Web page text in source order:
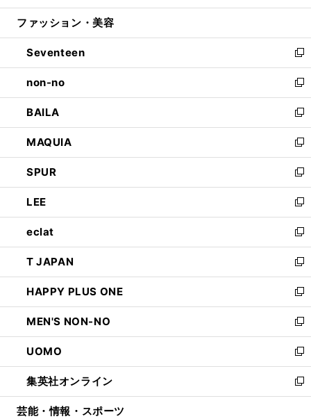
開
ウ
開
く
ン
ウ
で
開
く
ウ
ン
ド
ウ
で
開
く
ファッション・美容
Seventeen
新
し
い
ウ
ィ
ン
ド
ウ
で
開
く
non-no
新
し
い
ウ
ィ
ン
ド
ウ
で
開
く
BAILA
新
し
い
ウ
ィ
ン
ド
ウ
で
開
く
MAQUIA
新
し
い
ウ
ィ
ン
ド
ウ
で
開
く
SPUR
新
し
い
ウ
ィ
ン
ド
ウ
で
開
く
LEE
新
し
い
ウ
ィ
ン
ド
ウ
で
開
く
eclat
新
し
い
ウ
ィ
ン
ド
ウ
で
開
く
T JAPAN
新
し
い
ウ
ィ
ン
ド
ウ
で
開
HAPPY PLUS ONE
新
し
い
ウ
ィ
ン
ド
ウ
MEN'S NON-NO
新
し
い
ウ
ィ
ン
UOMO
新
し
い
ウ
集英社オンライン
新
し
芸能・情報・スポーツ